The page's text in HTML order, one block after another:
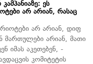
ეს
არ არიან, რასაც
არ არიან, დიფ
მართულები არიან, მათი
იმას აკეთებენ, -
კომიტეტის